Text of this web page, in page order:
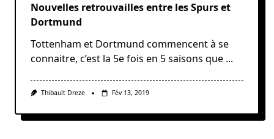
Nouvelles retrouvailles entre les Spurs et
Dortmund
Tottenham et Dortmund commencent à se
connaitre, c’est la 5e fois en 5 saisons que ...
Thibault Dreze Fév 13, 2019